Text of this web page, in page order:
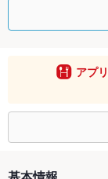
アプリ